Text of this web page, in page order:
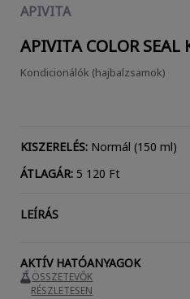
APIVITA
APIVITA COLOR SEAL
Kondicionálók (hajbalzsamok)
KISZERELÉS: Normál (150 ml)
ÁTLAGÁR: 5 120 Ft
LEÍRÁS
AKTÍV HATÓANYAGOK
ÖSSZETEVŐK
RÉSZLETESEN